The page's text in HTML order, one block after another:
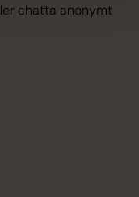
chatta anonymt